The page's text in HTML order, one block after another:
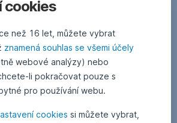
cookies
než 16 let, můžete vybrat
znamená souhlas se všemi účely
webové analýzy) nebo
chcete-li pokračovat pouze s
pro používání webu.
cookies si můžete vybrat,